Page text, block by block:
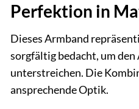
Perfektion in
Dieses Armband
sorgfältig bedacht, um
unterstreichen. Die
ansprechende Optik.